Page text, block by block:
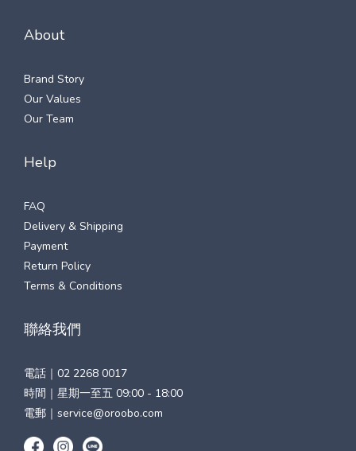
About
Brand Story
Our Values
Our Team
Help
FAQ
Delivery & Shipping
Payment
Return Policy
Terms & Conditions
聯絡我們
電話｜ 02 2268 0017
時間｜星期一至五 09:00 - 18:00
電郵｜ service@oroobo.com